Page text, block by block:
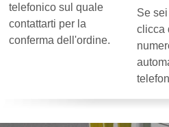
telefonico sul quale
contattarti per la
conferma dell'ordine.
Se
clicca